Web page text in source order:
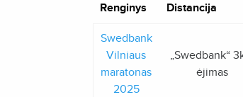
Renginys Distancija
Swedbank
Vilniaus
maratonas
2025
„Swedbank“
ėjimas